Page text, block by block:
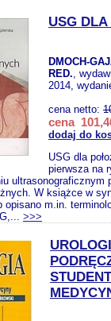
USG DLA
DMOCH-
RED.,
2014,
cena netto:
cena
dodaj do
USG dla
pierwsza na
ultrasonograficznym
W książce w
opisano m.in.
>>>